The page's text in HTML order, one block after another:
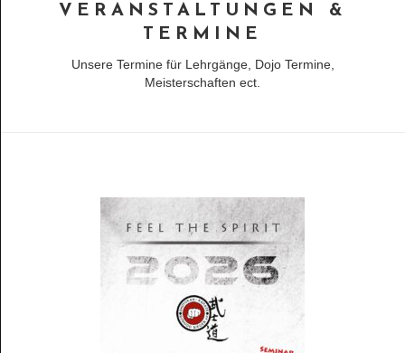
VERANSTALTUNGEN &
TERMINE
Unsere Termine für Lehrgänge, Dojo Termine,
Meisterschaften ect.